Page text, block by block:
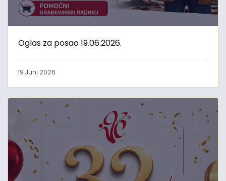
Oglas za posao 19.06.2026.
19 Juni 2026